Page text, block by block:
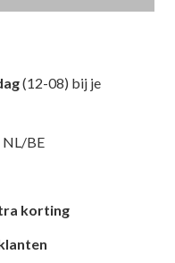
(12-08) bij je
NL/BE
korting